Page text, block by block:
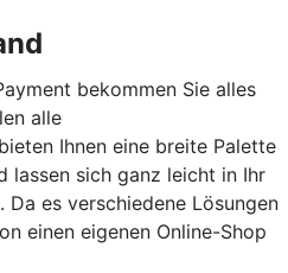
bekommen Sie alles
alle
Ihnen eine breite Palette
lassen sich ganz leicht in Ihr
es verschiedene Lösungen
einen eigenen Online-Shop